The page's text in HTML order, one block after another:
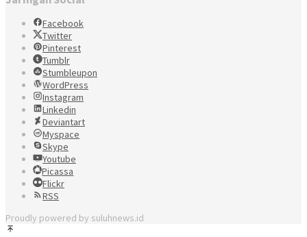
Facebook
Twitter
Pinterest
Tumblr
Stumbleupon
WordPress
Instagram
Linkedin
Deviantart
Myspace
Skype
Youtube
Picassa
Flickr
RSS
Proudly powered by suluhnews.id